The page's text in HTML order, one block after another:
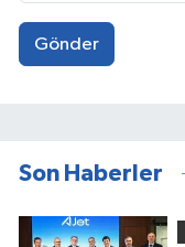
Gönder
Son Haberler